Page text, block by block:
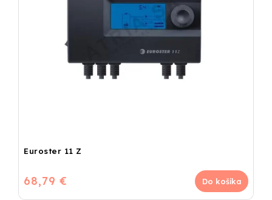
Euroster 11 Z
68,79 € Do košíka